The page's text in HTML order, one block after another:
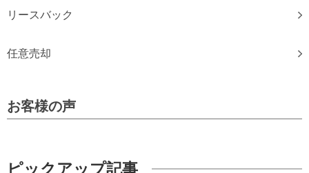
×
リースバック
任意売却
お客様の声
ピックアップ記事